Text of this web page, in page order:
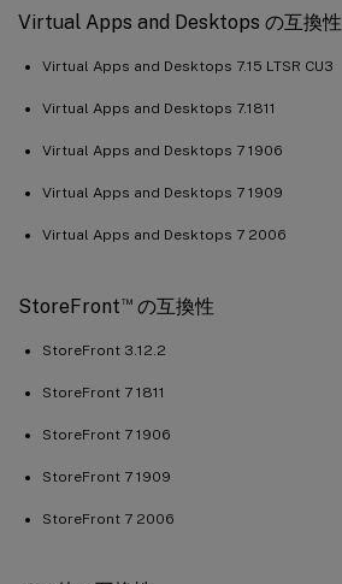
Virtual Apps and Desktops の互換性
Virtual Apps and Desktops 7.15 LTSR CU3
Virtual Apps and Desktops 7.1811
Virtual Apps and Desktops 7 1906
Virtual Apps and Desktops 7 1909
Virtual Apps and Desktops 7 2006
StoreFront™の互換性
StoreFront 3.12.2
StoreFront 7 1811
StoreFront 7 1906
StoreFront 7 1909
StoreFront 7 2006